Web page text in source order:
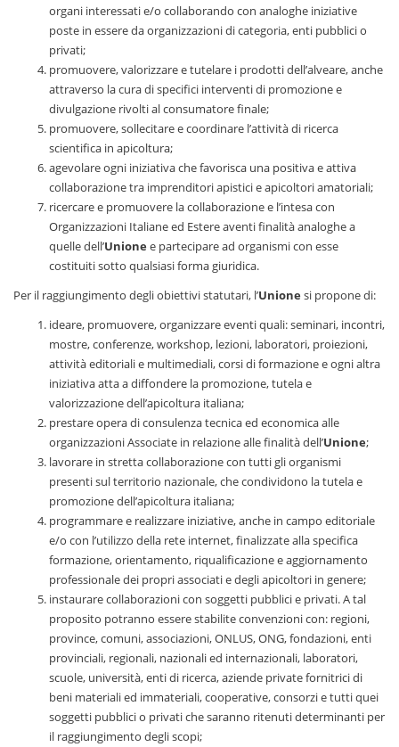
organi interessati e/o collaborando con analoghe iniziative
poste in essere da organizzazioni di categoria, enti pubblici o
privati;
promuovere, valorizzare e tutelare i prodotti dell’alveare, anche
attraverso la cura di specifici interventi di promozione e
divulgazione rivolti al consumatore finale;
promuovere, sollecitare e coordinare l’attività di ricerca
scientifica in apicoltura;
agevolare ogni iniziativa che favorisca una positiva e attiva
collaborazione tra imprenditori apistici e apicoltori amatoriali;
ricercare e promuovere la collaborazione e l’intesa con
Organizzazioni Italiane ed Estere aventi finalità analoghe a
quelle dell’Unione e partecipare ad organismi con esse
costituiti sotto qualsiasi forma giuridica.
Per il raggiungimento degli obiettivi statutari, l’Unione si propone di:
ideare, promuovere, organizzare eventi quali: seminari, incontri,
mostre, conferenze, workshop, lezioni, laboratori, proiezioni,
attività editoriali e multimediali, corsi di formazione e ogni altra
iniziativa atta a diffondere la promozione, tutela e
valorizzazione dell’apicoltura italiana;
prestare opera di consulenza tecnica ed economica alle
organizzazioni Associate in relazione alle finalità dell’Unione;
lavorare in stretta collaborazione con tutti gli organismi
presenti sul territorio nazionale, che condividono la tutela e
promozione dell’apicoltura italiana;
programmare e realizzare iniziative, anche in campo editoriale
e/o con l’utilizzo della rete internet, finalizzate alla specifica
formazione, orientamento, riqualificazione e aggiornamento
professionale dei propri associati e degli apicoltori in genere;
instaurare collaborazioni con soggetti pubblici e privati. A tal
proposito potranno essere stabilite convenzioni con: regioni,
province, comuni, associazioni, ONLUS, ONG, fondazioni, enti
provinciali, regionali, nazionali ed internazionali, laboratori,
scuole, università, enti di ricerca, aziende private fornitrici di
beni materiali ed immateriali, cooperative, consorzi e tutti quei
soggetti pubblici o privati che saranno ritenuti determinanti per
il raggiungimento degli scopi;